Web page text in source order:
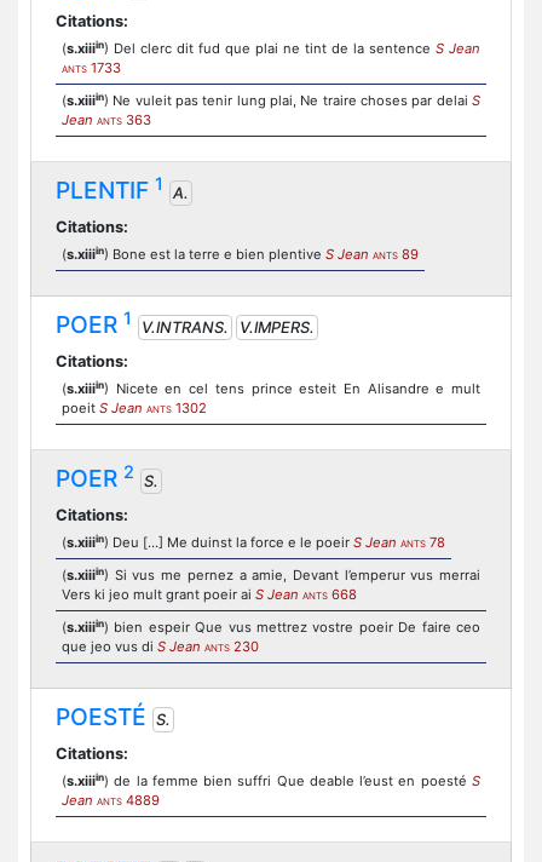
Citations:
(s.xiiiin) Del clerc dit fud que plai ne tint de la sentence S Jean
ANTS 1733
(s.xiiiin) Ne vuleit pas tenir lung plai, Ne traire choses par delai S
Jean ANTS 363
PLENTIF 1
A.
Citations:
(s.xiiiin) Bone est la terre e bien plentive S Jean ANTS 89
POER 1 V.INTRANS.
V.IMPERS.
Citations:
(s.xiiiin) Nicete en cel tens prince esteit En Alisandre e mult
poeit S Jean ANTS 1302
POER 2 S.
Citations:
(s.xiiiin) Deu [...] Me duinst la force e le poeir S Jean ANTS 78
(s.xiiiin) Si vus me pernez a amie, Devant l’emperur vus merrai
Vers ki jeo mult grant poeir ai S Jean ANTS 668
(s.xiiiin) bien espeir Que vus mettrez vostre poeir De faire ceo
que jeo vus di S Jean ANTS 230
POESTÉ S.
Citations:
(s.xiiiin) de la femme bien suffri Que deable l’eust en poesté S
Jean ANTS 4889